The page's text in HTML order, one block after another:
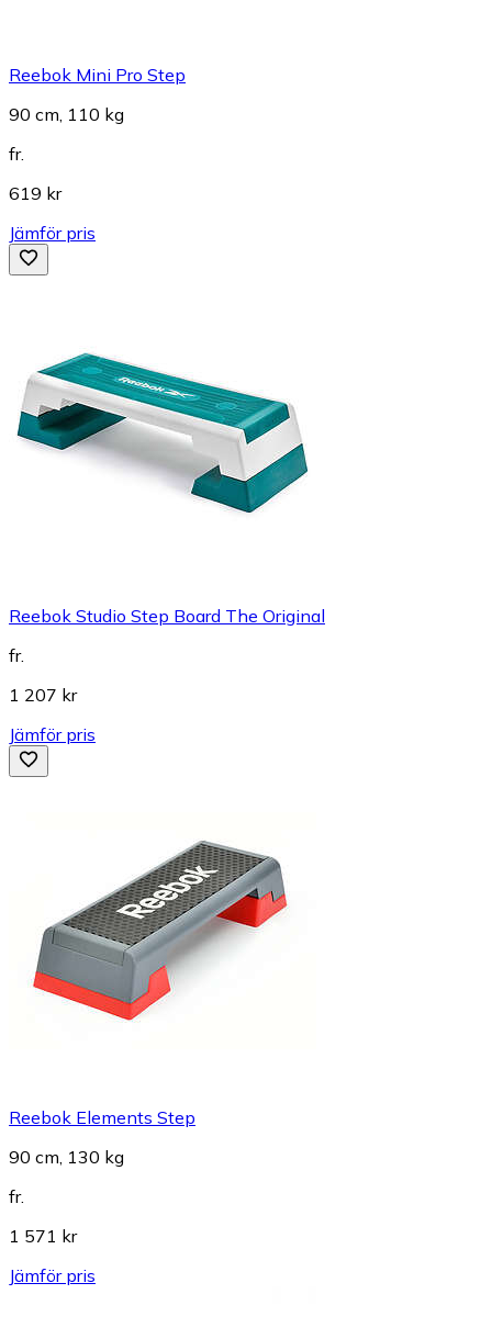
Reebok Mini Pro Step
90 cm, 110 kg
fr.
619 kr
Jämför pris
Reebok Studio Step Board The Original
fr.
1 207 kr
Jämför pris
Reebok Elements Step
90 cm, 130 kg
fr.
1 571 kr
Jämför pris